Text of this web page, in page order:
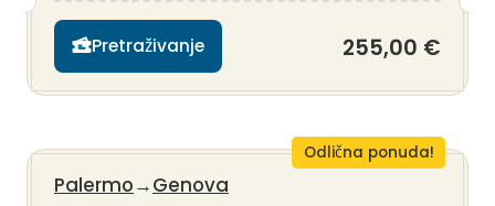
Pretraživanje 255,00 €
Odlična ponuda!
Palermo→Genova